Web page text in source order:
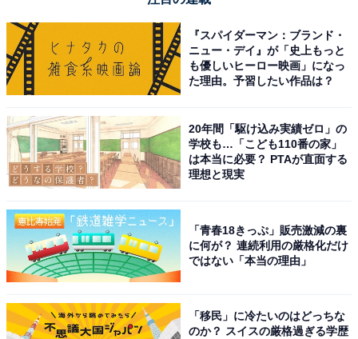
『スパイダーマン：ブランド・
ニュー・デイ』が「史上もっと
も優しいヒーロー映画」になっ
た理由。予習したい作品は？
20年間「駆け込み実績ゼロ」の
学校も…「こども110番の家」
は本当に必要？ PTAが直面する
理想と現実
「青春18きっぷ」販売激減の裏
に何が？ 連続利用の厳格化だけ
ではない「本当の理由」
「移民」に冷たいのはどっちな
のか？ スイスの厳格過ぎる学歴